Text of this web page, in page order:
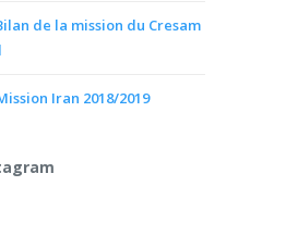
de la mission du Cresam
Iran 2018/2019